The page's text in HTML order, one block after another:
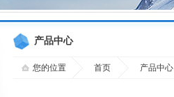
产品中心
您的位置 首页 产品中心